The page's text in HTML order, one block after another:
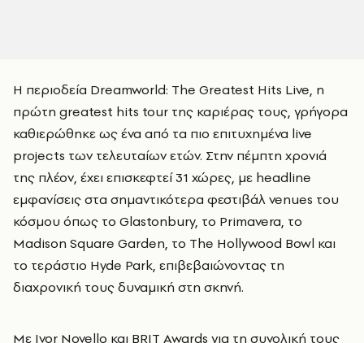
Η περιοδεία Dreamworld: The Greatest Hits Live, η
πρώτη greatest hits tour της καριέρας τους, γρήγορα
καθιερώθηκε ως ένα από τα πιο επιτυχημένα live
projects των τελευταίων ετών. Στην πέμπτη χρονιά
της πλέον, έχει επισκεφτεί 31 χώρες, με headline
εμφανίσεις στα σημαντικότερα φεστιβάλ venues του
κόσμου όπως το Glastonbury, το Primavera, το
Madison Square Garden, το The Hollywood Bowl και
το τεράστιο Hyde Park, επιβεβαιώνοντας τη
διαχρονική τους δυναμική στη σκηνή.
Με Ivor Novello και BRIT Awards για τη συνολική τους